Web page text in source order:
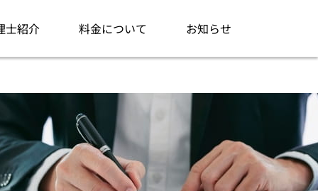
士紹介 料金について お知らせ